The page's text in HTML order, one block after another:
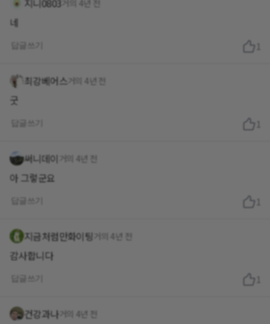
거의 4년 전
네
답글쓰기 1
최강베어스 거의 4년 전
굿
답글쓰기 1
써니데이 거의 4년 전
아 그렇군요
답글쓰기 1
지금처럼만화이팅 거의 4년 전
감사합니다
답글쓰기 1
건강과나거의 4년 전